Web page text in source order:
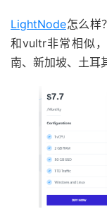
LightNode怎么样？
和vultr非常相似
南、新加坡、土耳